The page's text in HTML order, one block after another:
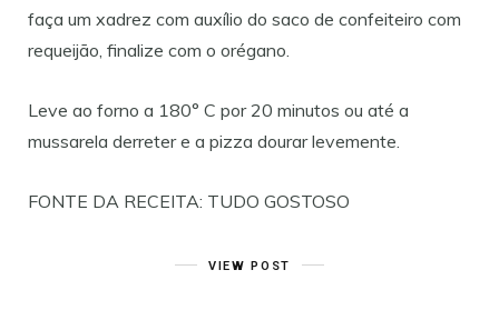
faça um xadrez com auxílio do saco de confeiteiro com
requeijão, finalize com o orégano.
Leve ao forno a 180° C por 20 minutos ou até a
mussarela derreter e a pizza dourar levemente.
FONTE DA RECEITA: TUDO GOSTOSO
VIEW POST